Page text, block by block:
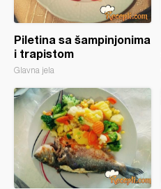
Piletina sa šampinjonima
i trapistom
Glavna jela